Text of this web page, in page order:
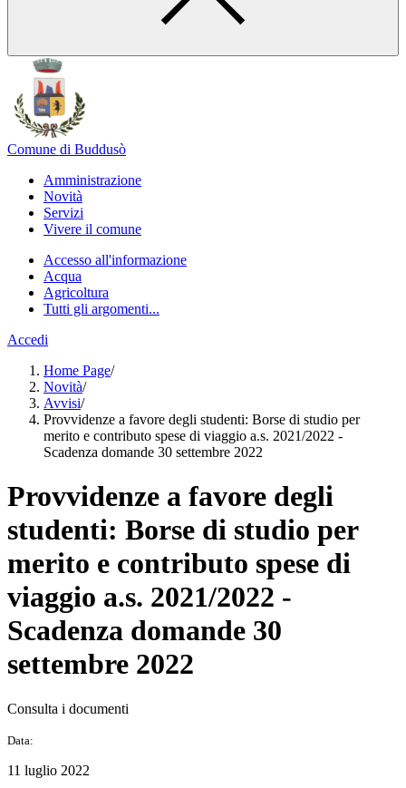
Comune di Buddusò
Amministrazione
Novità
Servizi
Vivere il comune
Accesso all'informazione
Acqua
Agricoltura
Tutti gli argomenti...
Accedi
Home Page/
Novità/
Avvisi/
Provvidenze a favore degli studenti: Borse di studio per
merito e contributo spese di viaggio a.s. 2021/2022 -
Scadenza domande 30 settembre 2022
Provvidenze a favore degli
studenti: Borse di studio per
merito e contributo spese di
viaggio a.s. 2021/2022 -
Scadenza domande 30
settembre 2022
Consulta i documenti
Data:
11 luglio 2022